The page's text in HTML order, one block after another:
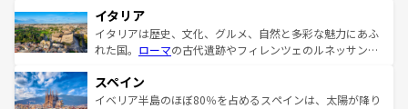
イタリア
イタリアは歴史、文化、グルメ、自然と多彩な魅力にあふ
れた国。 ローマの古代遺跡やフィレンツェのルネッサンス
ろん、トスカーナの美しい田園風景やアマルフィ海岸の絶
景など、自然景観も見逃せない。観光の合間には、本場の
スペイン
イベリア半島のほぼ80％を占めるスペインは、太陽が降り